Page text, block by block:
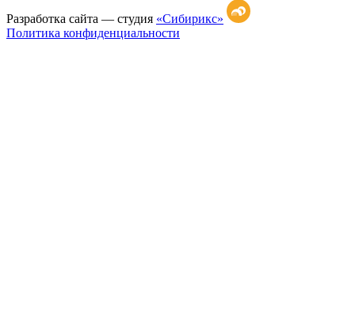
Разработка сайта — студия «Сибирикс»
Политика конфиденциальности